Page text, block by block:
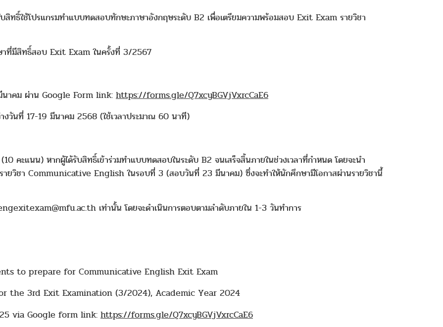
ทธิ์ใช้โปรแกรมทำแบบทดสอบทักษะภาษาอังกฤษระดับ B2 เพื่อเตรียมความพร้อมสอบ Exit Exam รายวิชา
ที่มีสิทธิ์สอบ Exit Exam ในครั้งที่ 3/2567
นาคม ผ่าน Google Form link: https://forms.gle/Q7xcyBGVjVxrcCaE6
ว่างวันที่ 17-19 มีนาคม 2568 (ใช้เวลาประมาณ 60 นาที)
คะแนน) หากผู้ได้รับสิทธิ์เข้าร่วมทำแบบทดสอบในระดับ B2 จนเสร็จสิ้นภายในช่วงเวลาที่กำหนด โดยจะนำ
ยวิชา Communicative English ในรอบที่ 3 (สอบวันที่ 23 มีนาคม) ซึ่งจะทำให้นักศึกษามีโอกาสผ่านรายวิชานี้
เท่านั้น โดยจะดำเนินการตอบตามลำดับภายใน 1-3 วันทำการ
to prepare for Communicative English Exit Exam
the 3rd Exit Examination (3/2024), Academic Year 2024
via Google form link: https://forms.gle/Q7xcyBGVjVxrcCaE6